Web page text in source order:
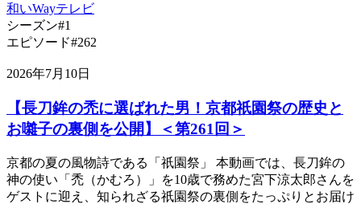
和いWayテレビ
シーズン#1
エピソード#262
2026年7月10日
【長刀鉾の禿に選ばれた男！京都祇園祭の歴史と
お囃子の裏側を公開】＜第261回＞
京都の夏の風物詩である「祇園祭」 本動画では、長刀鉾の
神の使い「禿（かむろ）」を10歳で務めた宮下涼太郎さんを
ゲストに迎え、知られざる祇園祭の裏側をたっぷりとお届け